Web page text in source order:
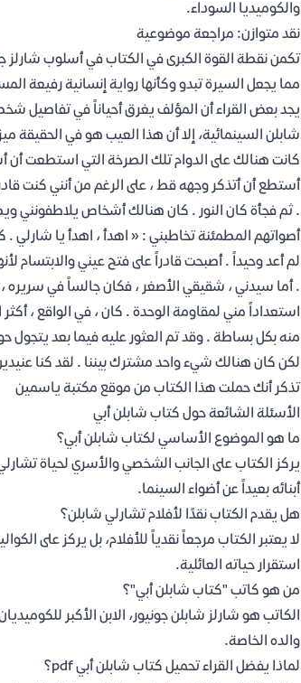
والكوميديا السوداء.
نقد متوازن: مراجعة موضوعية
تكمن نقطة القوة الكبرى في الكتاب في أسلوب شارلز
مما يجعل السيرة تبدو وكأنها رواية إنسانية رفيعة
يجد بعض القراء أن المؤلف يغرق أحياناً في تفاصيل
شابلن السينمائية، إلا أن هذا العيب هو في الحقيقة
كانت هنالك على الدوام تلك الصرخة التي استطعت
أستطع أن أتذكر وجهه قط ، على الرغم من أنني كنت
. ثم فجأة كان النور . كان هنالك أشخاص يلاطفونني
أصواتهم المطمئنة تخاطبني : « اهدأ ، اهدأ يا
لم أعد وحيداً . أصبحت قادراً على فتح عيني والابتسام
. أما سيدني ، شقيقي الأصغر ، فكان جالساً في سريره
استعداداً مني لمقاومة الوحدة . كان ، في الواقع ،
منه بكل بساطة . وقد تم العثور عليه فيما بعد يتجول
لكن كان هنالك شيء واحد مشترك بيننا . لقد كنا
تذكر أنك حملت هذا الكتاب من موقع مكتبة ياسمين
الأسئلة الشائعة حول كتاب شابلن أبي
ما هو الموضوع الأساسي لكتاب شابلن أبي؟
يركز الكتاب على الجانب الشخصي والأسري لحياة
أبنائه بعيداً عن أضواء السينما.
هل يقدم الكتاب نقدًا لأفلام تشارلي شابلن؟
لا يعتبر الكتاب مرجعاً نقدياً للأفلام، بل يركز على
استقرار حياته العائلية.
من هو كاتب "كتاب شابلن أبي"؟
الكاتب هو شارلز شابلن جونيور، الابن الأكبر
والده الخاصة.
لماذا يفضل القراء تحميل كتاب شابلن أبي pdf؟